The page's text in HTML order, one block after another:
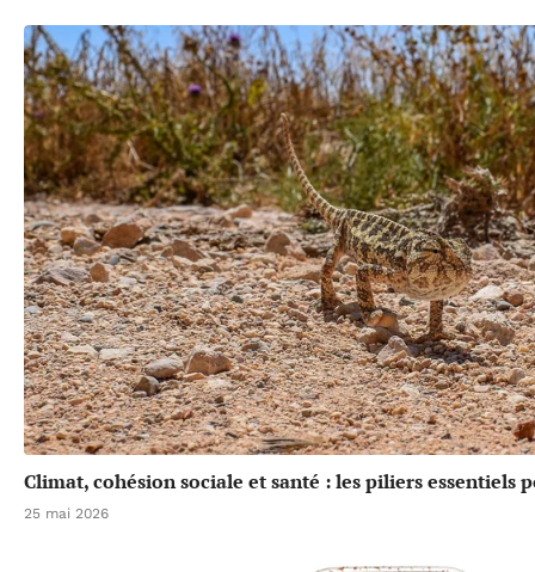
Climat, cohésion sociale et santé : les piliers essentiels
25 mai 2026